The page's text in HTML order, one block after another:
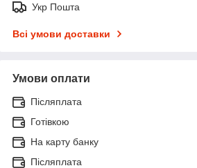
Укр Пошта
Всі умови доставки
Умови оплати
Післяплата
Готівкою
На карту банку
Післяплата